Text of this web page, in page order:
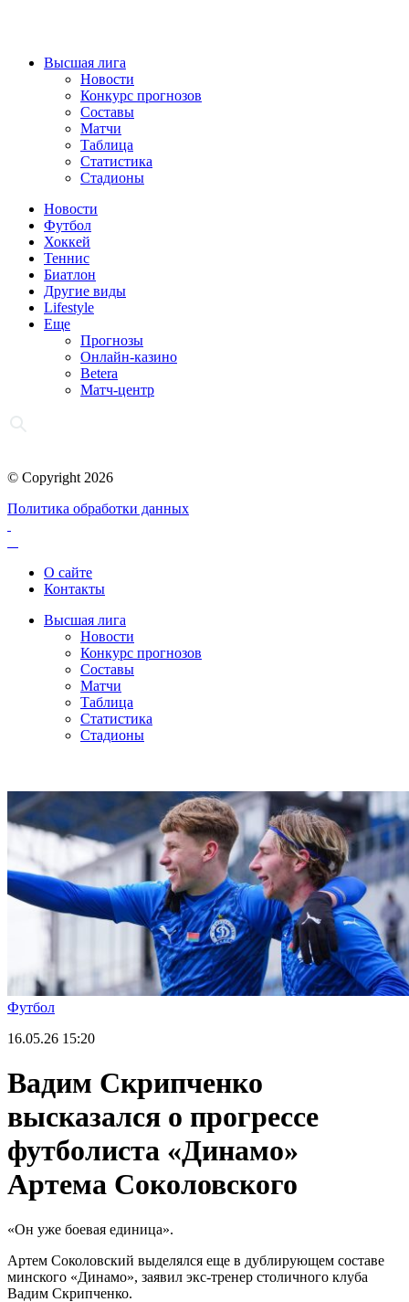
Высшая лига
Новости
Конкурс прогнозов
Составы
Матчи
Таблица
Статистика
Стадионы
Новости
Футбол
Хоккей
Теннис
Биатлон
Другие виды
Lifestyle
Еще
Прогнозы
Онлайн-казино
Betera
Матч-центр
© Copyright 2026
Политика обработки данных
О сайте
Контакты
Высшая лига
Новости
Конкурс прогнозов
Составы
Матчи
Таблица
Статистика
Стадионы
Футбол
16.05.26 15:20
Вадим Скрипченко
высказался о прогрессе
футболиста «Динамо»
Артема Соколовского
«Он уже боевая единица».
Артем Соколовский выделялся еще в дублирующем составе
минского «Динамо», заявил экс-тренер столичного клуба
Вадим Скрипченко.